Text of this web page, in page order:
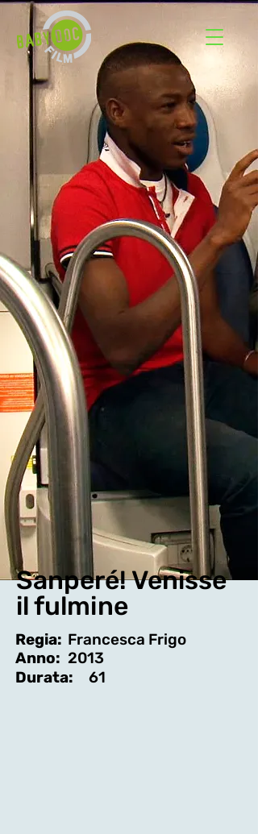
Sanperé! Venisse
il fulmine
Regia:
Anno:
Francesca Frigo
2013
Durata:
61